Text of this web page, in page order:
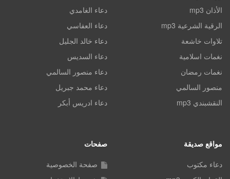
الأذان mp3
الرقية الشرعية mp3
تلاوات خاشعة
نغمات اسلامية
نغمات رمضان
منصور السالمي
النقشبندي mp3
دعاء الغامدي
دعاء العفاسي
دعاء خالد الجليل
دعاء السديس
دعاء منصور السالمي
دعاء محمد جبريل
دعاء ادريس أبكر
مواقع صديقة
دعاء مكتوب
صفحات
صفحة الخصوصية